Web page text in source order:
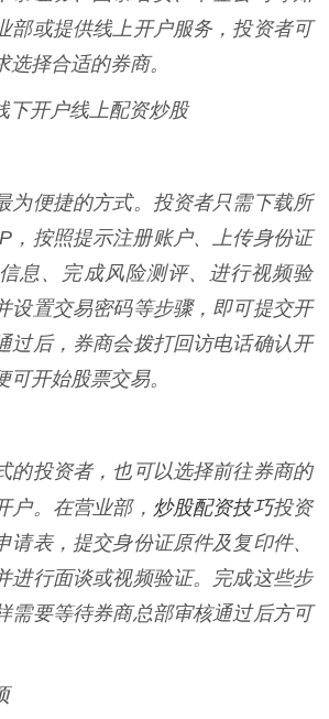
部或提供线上开户服务，投资者可
择合适的券商。
下开户线上配资炒股
为便捷的方式。投资者只需下载所
，按照提示注册账户、上传身份证
息、完成风险测评、进行视频验
设置交易密码等步骤，即可提交开
过后，券商会拨打回访电话确认开
可开始股票交易。
的投资者，也可以选择前往券商的
户。在营业部， 炒股配资技巧投资
请表，提交身份证原件及复印件、
进行面谈或视频验证。完成这些步
需要等待券商总部审核通过后方可